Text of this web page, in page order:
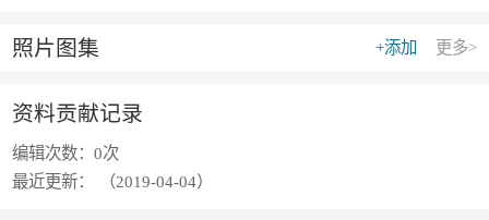
更多>
+添加
照片图集
资料贡献记录
编辑次数：0次
最近更新：
（2019-04-04）